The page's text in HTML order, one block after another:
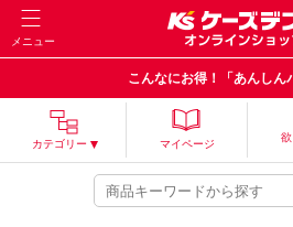
メニュー
こんなにお得！「あんしん
カテゴリー マイページ